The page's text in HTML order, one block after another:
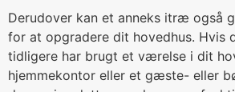
Derudover kan et anneks itræ også
for at opgradere dit hovedhus. Hvis
tidligere har brugt et værelse i dit
hjemmekontor eller et gæste- eller